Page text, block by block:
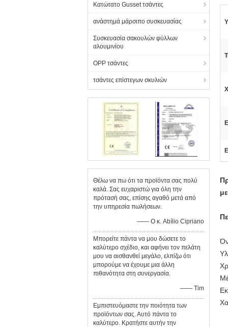
Κατώτατο Gusset τσάντες
ανάστημά μάρσιπο συσκευασίας
Συσκευασία σακουλών φύλλων
αλουμινίου
OPP τσάντες
τσάντες επίστεγων σκυλιών
Θέλω να πω ότι τα προϊόντα σας πολύ
καλά. Σας ευχαριστώ για όλη την
πρότασή σας, επίσης αγαθό μετά από
την υπηρεσία πωλήσεων.
—— Ο κ. Abílio Cipriano
Μπορείτε πάντα να μου δώσετε το
καλύτερο σχέδιο, και αφήνει τον πελάτη
μου να αισθανθεί μεγάλο, ελπίζω ότι
μπορούμε να έχουμε μια άλλη
πιθανότητα στη συνεργασία.
—— Tim
Εμπιστευόμαστε την ποιότητα των
προϊόντων σας. Αυτό πάντα το
καλύτερο. Κρατήστε αυτήν την